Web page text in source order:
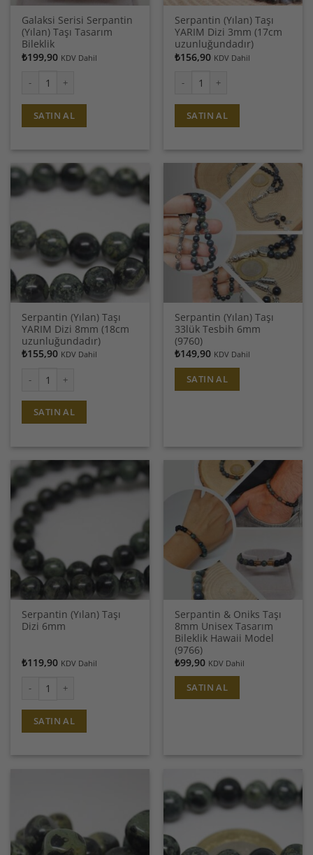
Galaksi Serisi Serpantin
(Yılan) Taşı Tasarım
Bileklik
₺199,90 KDV Dahil
Galaksi Serisi Serpantin (Yılan) Taşı Tasarım Bileklik adet
SATIN AL
Serpantin (Yılan) Taşı
YARIM Dizi 3mm (17cm
uzunluğundadır)
₺156,90 KDV Dahil
Serpantin (Yılan) Taşı YARIM
SATIN AL
Serpantin (Yılan) Taşı
YARIM Dizi 8mm (18cm
uzunluğundadır)
₺155,90 KDV Dahil
Serpantin (Yılan) Taşı YARIM Dizi 8mm (18cm uzunluğundadır) adet
SATIN AL
Serpantin (Yılan) Taşı
33lük Tesbih 6mm
(9760)
₺149,90 KDV Dahil
SATIN AL
Serpantin (Yılan) Taşı
Dizi 6mm
₺119,90 KDV Dahil
Serpantin (Yılan) Taşı Dizi 6mm adet
SATIN AL
Serpantin & Oniks Taşı
8mm Unisex Tasarım
Bileklik Hawaii Model
(9766)
₺99,90 KDV Dahil
SATIN AL